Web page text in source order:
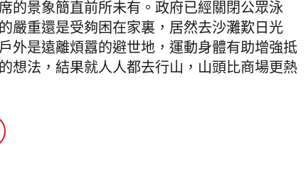
的景象簡直前所未有。政府已經關閉公眾泳
嚴重還是受夠困在家裏，居然去沙灘歎日光
外是遠離煩囂的避世地，運動身體有助增強抵
想法，結果就人人都去行山，山頭比商場更熱